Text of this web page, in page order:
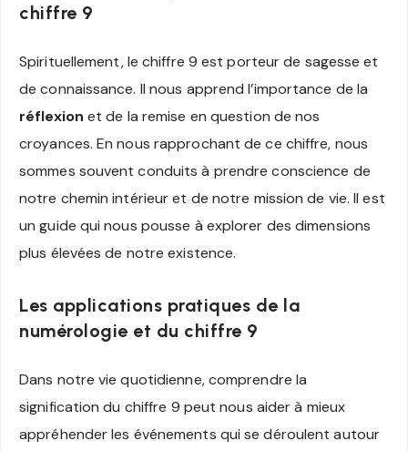
chiffre 9
Spirituellement, le chiffre 9 est porteur de sagesse et
de connaissance. Il nous apprend l’importance de la
réflexion et de la remise en question de nos
croyances. En nous rapprochant de ce chiffre, nous
sommes souvent conduits à prendre conscience de
notre chemin intérieur et de notre mission de vie. Il est
un guide qui nous pousse à explorer des dimensions
plus élevées de notre existence.
Les applications pratiques de la
numérologie et du chiffre 9
Dans notre vie quotidienne, comprendre la
signification du chiffre 9 peut nous aider à mieux
appréhender les événements qui se déroulent autour